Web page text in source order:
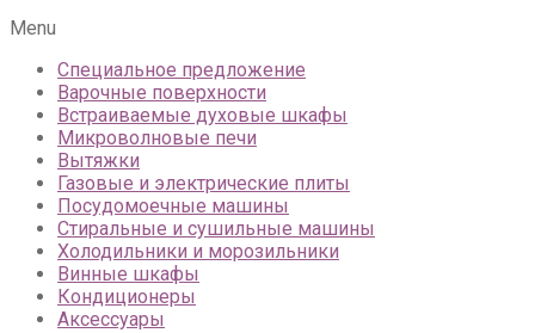
Menu
Специальное предложение
Варочные поверхности
Встраиваемые духовые шкафы
Микроволновые печи
Вытяжки
Газовые и электрические плиты
Посудомоечные машины
Стиральные и сушильные машины
Холодильники и морозильники
Винные шкафы
Кондиционеры
Аксессуары